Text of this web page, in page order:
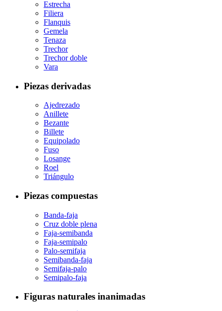
Estrecha
Filiera
Flanquis
Gemela
Tenaza
Trechor
Trechor doble
Vara
Piezas derivadas
Ajedrezado
Anillete
Bezante
Billete
Equipolado
Fuso
Losange
Roel
Triángulo
Piezas compuestas
Banda-faja
Cruz doble plena
Faja-semibanda
Faja-semipalo
Palo-semifaja
Semibanda-faja
Semifaja-palo
Semipalo-faja
Figuras naturales inanimadas